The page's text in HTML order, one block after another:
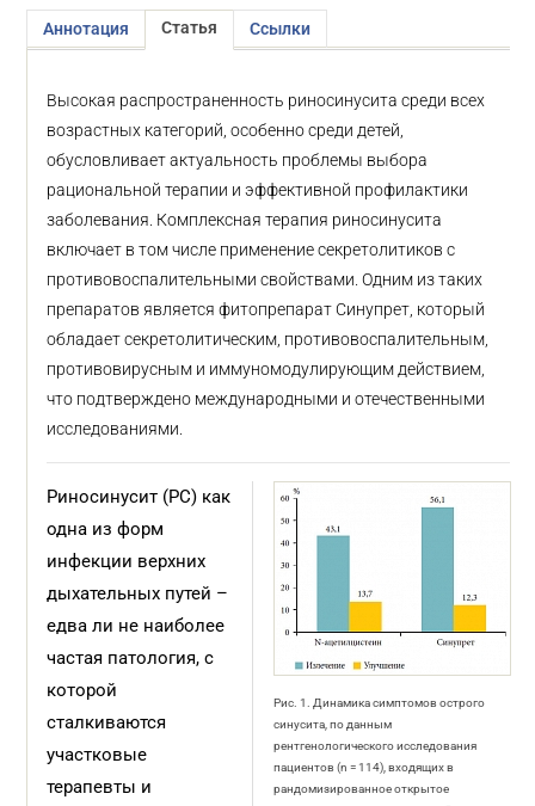
Аннотация Статья Ссылки
Высокая распространенность риносинусита среди всех
возрастных категорий, особенно среди детей,
обусловливает актуальность проблемы выбора
рациональной терапии и эффективной профилактики
заболевания. Комплексная терапия риносинусита
включает в том числе применение секретолитиков с
противовоспалительными свойствами. Одним из таких
препаратов является фитопрепарат Синупрет, который
обладает секретолитическим, противовоспалительным,
противовирусным и иммуномодулирующим действием,
что подтверждено международными и отечественными
исследованиями.
Рис. 1. Динамика симптомов острого
синусита, по данным
рентгенологического исследования
пациентов (n = 114), входящих в
рандомизированное открытое
Риносинусит (РС) как
одна из форм
инфекции верхних
дыхательных путей –
едва ли не наиболее
частая патология, с
которой
сталкиваются
участковые
терапевты и